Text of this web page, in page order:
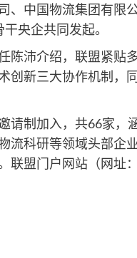
、中国物流集团有限
央企共同发起。
陈沛介绍，联盟紧贴
创新三大协作机制，
请制加入，共66家，
流科研等领域头部企
联盟门户网站（网址